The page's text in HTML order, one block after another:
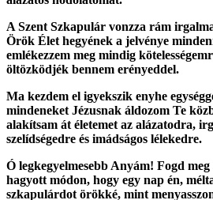
A Szent Szkapulár vonzza rám
Örök Élet hegyének a jelvénye
emlékezzem meg mindig
öltözködjék bennem erényeddel.
Ma kezdem el igyekszik enyhe
mindeneket Jézusnak áldozom Te
alakítsam át életemet az alázatodra,
szelídségedre és imádságos lélekedre.
Ó legkegyelmesebb Anyám! Fogd meg
hagyott módon, hogy egy nap én,
szkapulárdot örökké, mint